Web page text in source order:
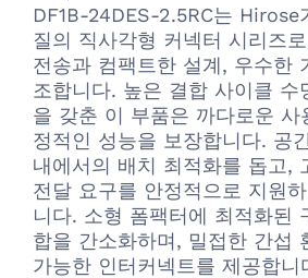
DF1B-24DES-2.5RC는 Hirose
질의 직사각형 커넥터 시리즈
전송과 컴팩트한 설계, 우수한
조합니다. 높은 결합 사이클 수
을 갖춘 이 부품은 까다로운 사
정적인 성능을 보장합니다. 공
내에서의 배치 최적화를 돕고,
전달 요구를 안정적으로 지원
니다. 소형 폼팩터에 최적화된
합을 간소화하며, 밀접한 간섭
가능한 인터커넥트를 제공합니